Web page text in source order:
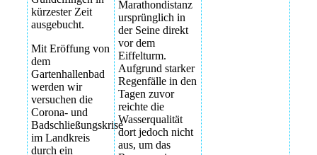
kürzester Zeit
ausgebucht.
Mit Eröffung von
dem
Gartenhallenbad
werden wir
versuchen die
Corona- und
Badschließungskrise
im Landkreis
durch ein
Marathondistanz
ursprünglich in
der Seine direkt
vor dem
Eiffelturm.
Aufgrund starker
Regenfälle in den
Tagen zuvor
reichte die
Wasserqualität
dort jedoch nicht
aus, um das